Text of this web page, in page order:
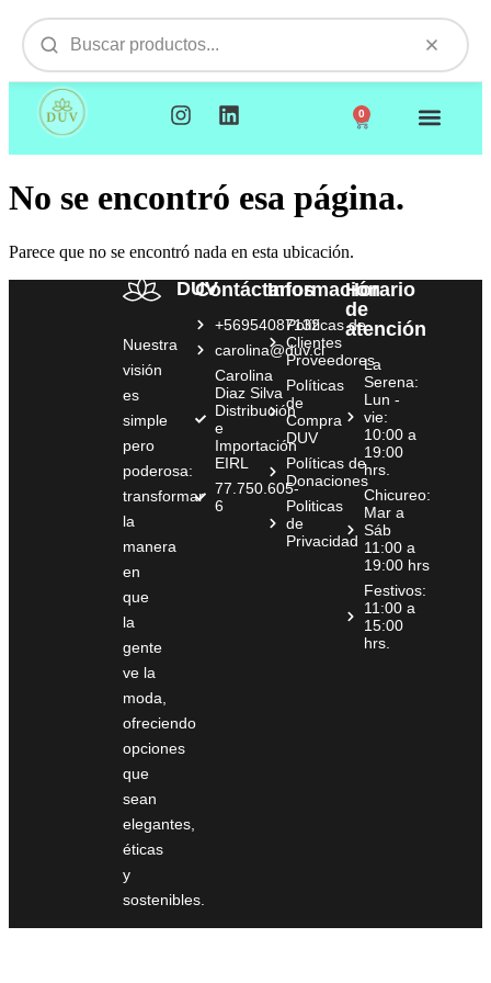
0
No se encontró esa página.
Parece que no se encontró nada en esta ubicación.
DUV
Nuestra
visión
es
simple
pero
poderosa:
transformar
la
manera
en
que
la
gente
ve la
moda,
ofreciendo
opciones
que
sean
elegantes,
éticas
y
sostenibles.
Contáctanos
+56954087132
carolina@duv.cl
Carolina
Diaz Silva
Distribución
e
Importación
EIRL
77.750.605-
6
Información
Políticas de
Clientes
Proveedores
Políticas
de
Compra
DUV
Políticas de
Donaciones
Politicas
de
Privacidad
Horario
de
atención
La
Serena:
Lun -
vie:
10:00 a
19:00
hrs.
Chicureo:
Mar a
Sáb
11:00 a
19:00 hrs
Festivos:
11:00 a
15:00
hrs.